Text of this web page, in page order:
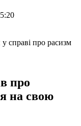
про
на свою